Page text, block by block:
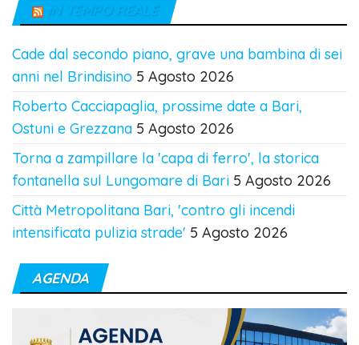
IN TEMPO REALE
Cade dal secondo piano, grave una bambina di sei
anni nel Brindisino 5 Agosto 2026
Roberto Cacciapaglia, prossime date a Bari,
Ostuni e Grezzana 5 Agosto 2026
Torna a zampillare la 'capa di ferro', la storica
fontanella sul Lungomare di Bari 5 Agosto 2026
Città Metropolitana Bari, 'contro gli incendi
intensificata pulizia strade' 5 Agosto 2026
AGENDA